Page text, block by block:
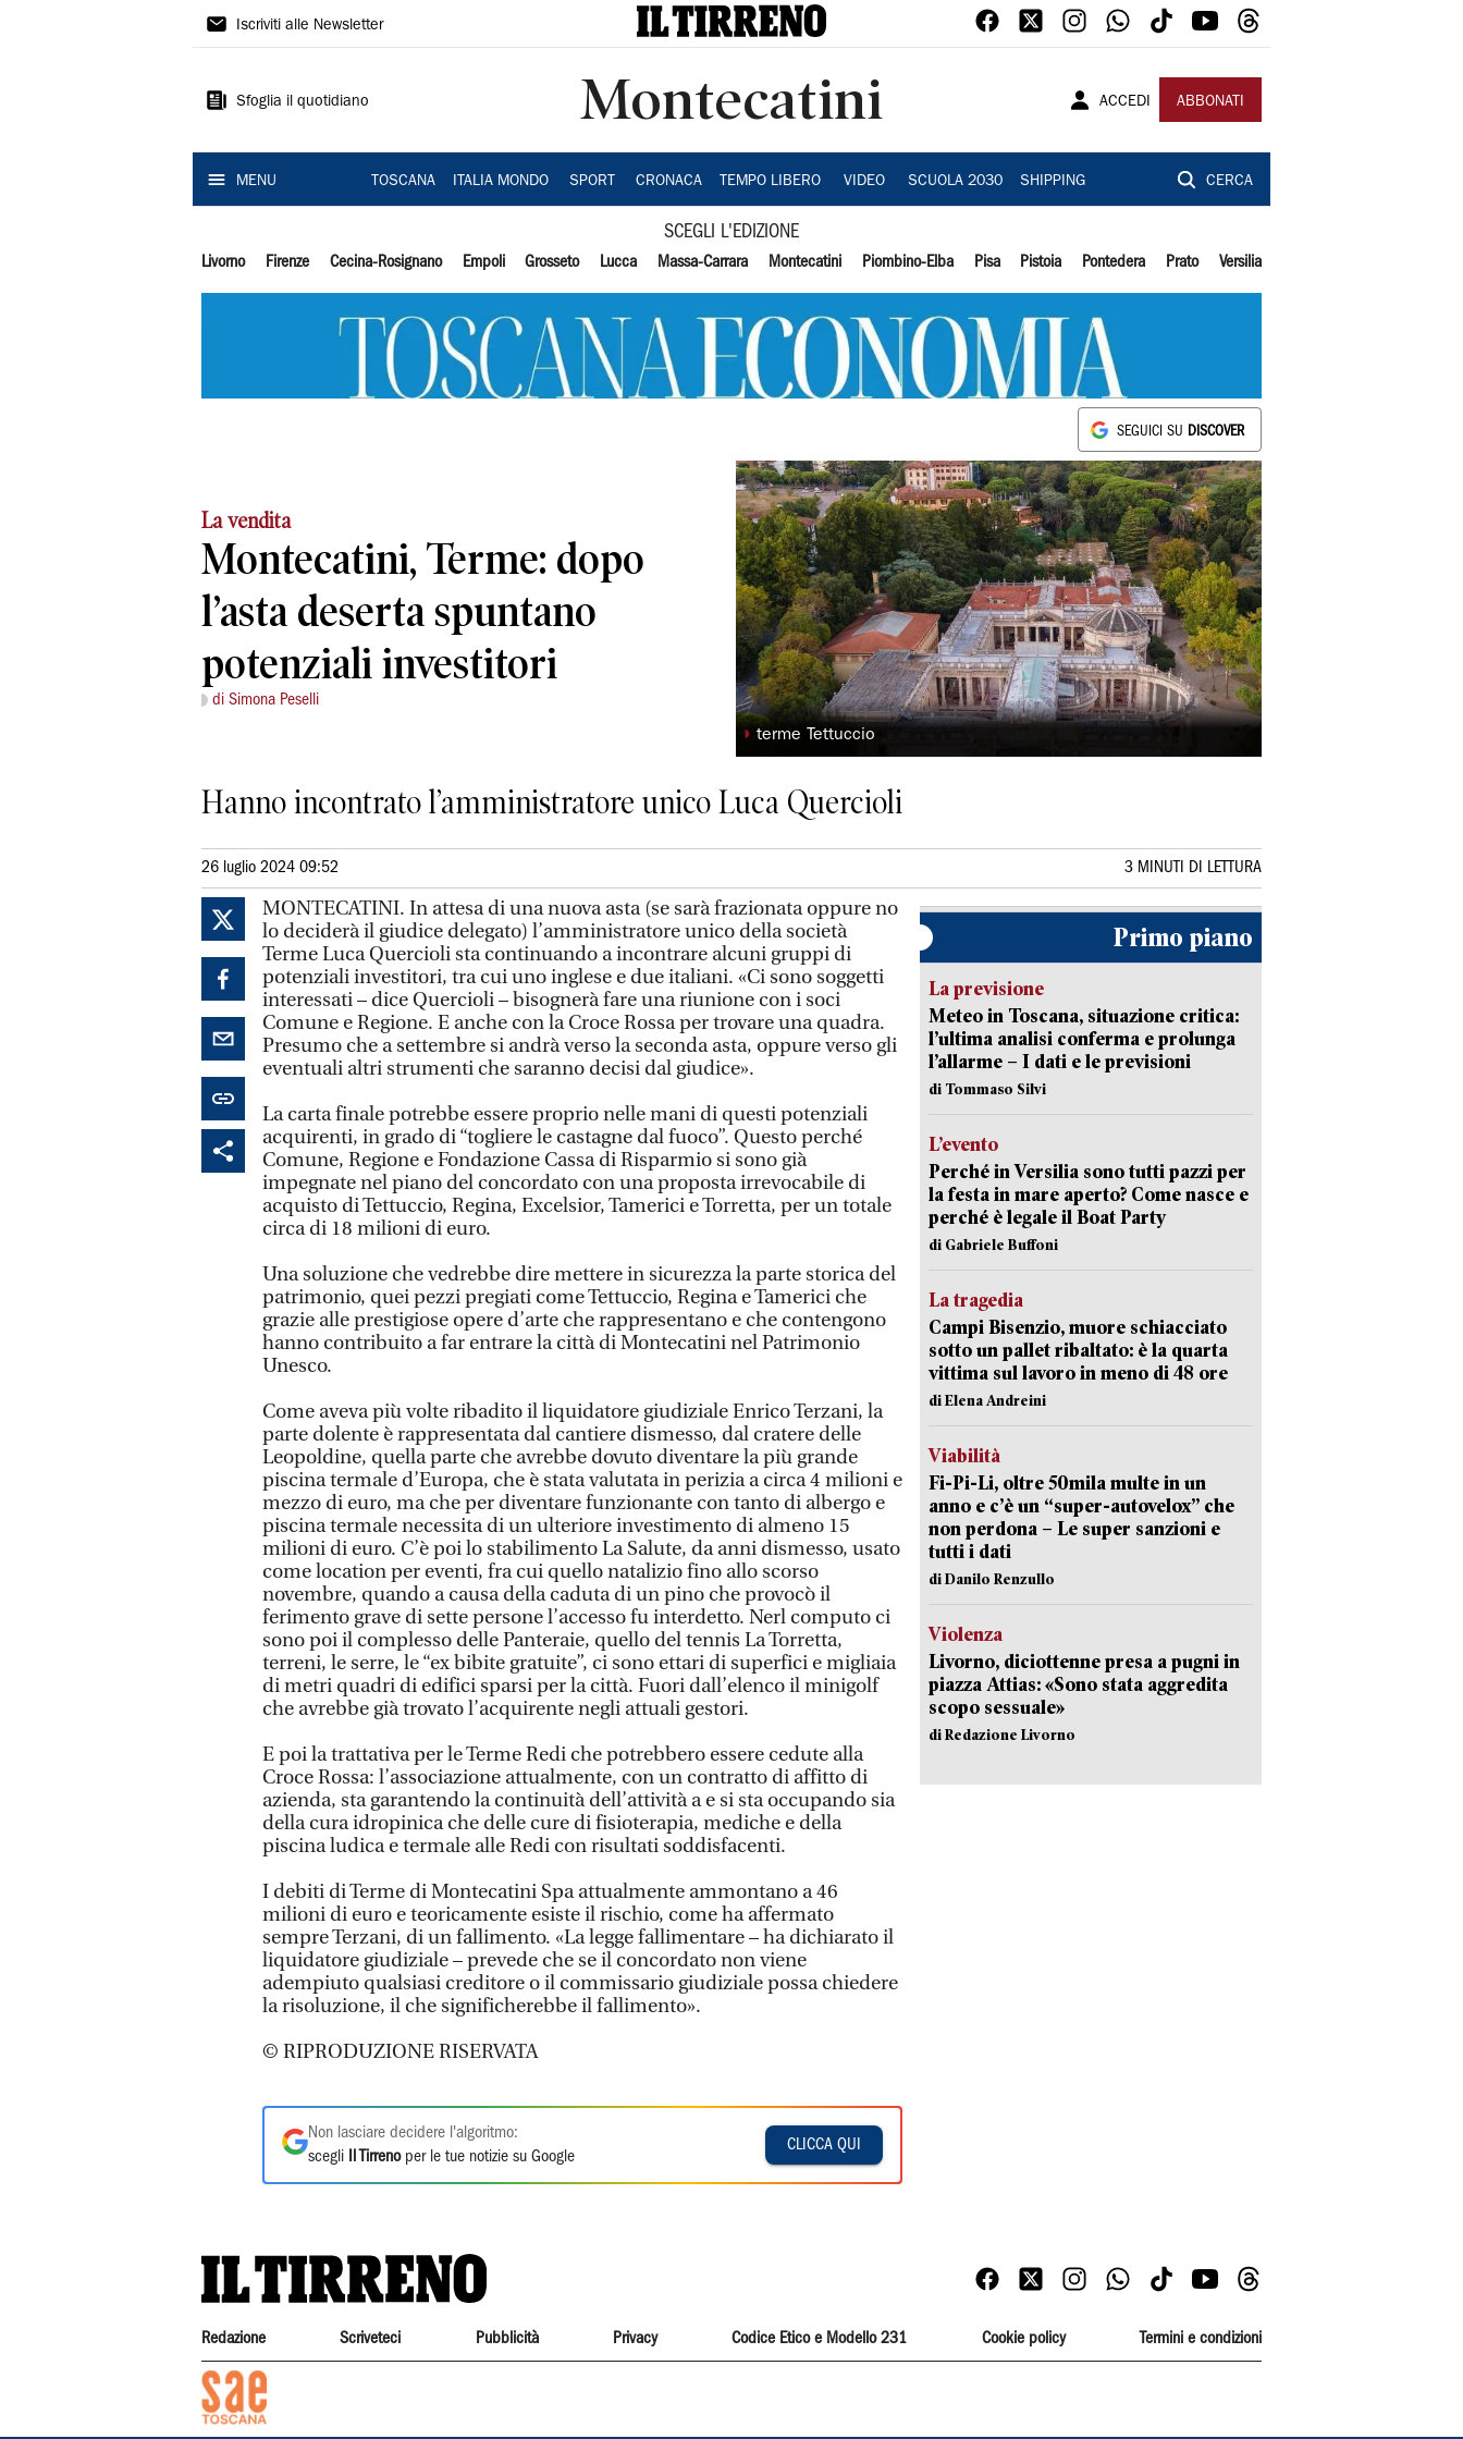
Il
Iscriviti alle Newsletter
Sfoglia il quotidiano Montecatini ACCEDI ABBONATI
MENU TOSCANA ITALIA MONDO SPORT CRONACA TEMPO LIBERO VIDEO SCUOLA 2030 SHIPPING CERCA
SCEGLI L'EDIZIONE
Livorno Firenze Cecina-Rosignano Empoli Grosseto Lucca Massa-Carrara Montecatini Piombino-Elba Pisa Pistoia Pontedera Prato Versilia
SEGUICI SU DISCOVER
La vendita
Montecatini, Terme: dopo
l’asta deserta spuntano
potenziali investitori
di Simona Peselli
◗ terme Tettuccio
Hanno incontrato l’amministratore unico Luca Quercioli
26 luglio 2024 09:52 3 MINUTI DI LETTURA
MONTECATINI. In attesa di una nuova asta (se sarà frazionata oppure no
lo deciderà il giudice delegato) l’amministratore unico della società
Terme Luca Quercioli sta continuando a incontrare alcuni gruppi di
potenziali investitori, tra cui uno inglese e due italiani. «Ci sono soggetti
interessati – dice Quercioli – bisognerà fare una riunione con i soci
Comune e Regione. E anche con la Croce Rossa per trovare una quadra.
Presumo che a settembre si andrà verso la seconda asta, oppure verso gli
eventuali altri strumenti che saranno decisi dal giudice».
La carta finale potrebbe essere proprio nelle mani di questi potenziali
acquirenti, in grado di “togliere le castagne dal fuoco”. Questo perché
Comune, Regione e Fondazione Cassa di Risparmio si sono già
impegnate nel piano del concordato con una proposta irrevocabile di
acquisto di Tettuccio, Regina, Excelsior, Tamerici e Torretta, per un totale
circa di 18 milioni di euro.
Una soluzione che vedrebbe dire mettere in sicurezza la parte storica del
patrimonio, quei pezzi pregiati come Tettuccio, Regina e Tamerici che
grazie alle prestigiose opere d’arte che rappresentano e che contengono
hanno contribuito a far entrare la città di Montecatini nel Patrimonio
Unesco.
Come aveva più volte ribadito il liquidatore giudiziale Enrico Terzani, la
parte dolente è rappresentata dal cantiere dismesso, dal cratere delle
Leopoldine, quella parte che avrebbe dovuto diventare la più grande
piscina termale d’Europa, che è stata valutata in perizia a circa 4 milioni e
mezzo di euro, ma che per diventare funzionante con tanto di albergo e
piscina termale necessita di un ulteriore investimento di almeno 15
milioni di euro. C’è poi lo stabilimento La Salute, da anni dismesso, usato
come location per eventi, fra cui quello natalizio fino allo scorso
novembre, quando a causa della caduta di un pino che provocò il
ferimento grave di sette persone l’accesso fu interdetto. Nerl computo ci
sono poi il complesso delle Panteraie, quello del tennis La Torretta,
terreni, le serre, le “ex bibite gratuite”, ci sono ettari di superfici e migliaia
di metri quadri di edifici sparsi per la città. Fuori dall’elenco il minigolf
che avrebbe già trovato l’acquirente negli attuali gestori.
E poi la trattativa per le Terme Redi che potrebbero essere cedute alla
Croce Rossa: l’associazione attualmente, con un contratto di affitto di
azienda, sta garantendo la continuità dell’attività a e si sta occupando sia
della cura idropinica che delle cure di fisioterapia, mediche e della
piscina ludica e termale alle Redi con risultati soddisfacenti.
I debiti di Terme di Montecatini Spa attualmente ammontano a 46
milioni di euro e teoricamente esiste il rischio, come ha affermato
sempre Terzani, di un fallimento. «La legge fallimentare – ha dichiarato il
liquidatore giudiziale – prevede che se il concordato non viene
adempiuto qualsiasi creditore o il commissario giudiziale possa chiedere
la risoluzione, il che significherebbe il fallimento».
© RIPRODUZIONE RISERVATA
Non lasciare decidere l'algoritmo:
scegli
Il Tirrenoper le tue notizie su Google
CLICCA QUI
Primo piano
La previsione
Meteo in Toscana, situazione critica:
l’ultima analisi conferma e prolunga
l’allarme – I dati e le previsioni
di Tommaso Silvi
L’evento
Perché in Versilia sono tutti pazzi per
la festa in mare aperto? Come nasce e
perché è legale il Boat Party
di Gabriele Buffoni
La tragedia
Campi Bisenzio, muore schiacciato
sotto un pallet ribaltato: è la quarta
vittima sul lavoro in meno di 48 ore
di Elena Andreini
Viabilità
Fi-Pi-Li, oltre 50mila multe in un
anno e c’è un “super-autovelox” che
non perdona – Le super sanzioni e
tutti i dati
di Danilo Renzullo
Violenza
Livorno, diciottenne presa a pugni in
piazza Attias: «Sono stata aggredita
scopo sessuale»
di Redazione Livorno
Redazione Scriveteci Pubblicità Privacy Codice Etico e Modello 231 Cookie policy Termini e condizioni